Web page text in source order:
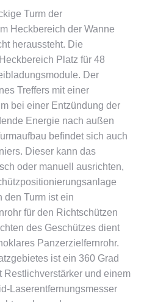
Turm der
Heckbereich der Wanne
heraussteht. Die
Platz für 48
Der
Treffers mit einer
bei einer Entzündung der
Energie nach außen
befindet sich auch
Dieser kann das
oder manuell ausrichten,
den Turm ist ein
für den Richtschützen
des Geschützes dient
Panzerzielfernrohr.
ist ein 360 Grad
und einem
Laserentfernungsmesser